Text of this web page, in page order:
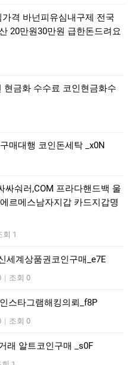
격 바넌피유심내구제 전국
20만원30만원 급한돈드려요
현금화 수수료 코인현금화수
매대행 코인돈세탁 _x0N
숴러,COM 프라다핸드백 울
르메스남자지갑 카드지갑명
회 1
세계상품권코인구매_e7E
| 조회 0
스타그램해킹의뢰_f8P
| 조회 0
래 알트코인구매 _s0F